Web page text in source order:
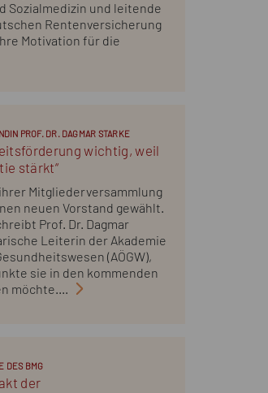
Sozialmedizin und leitende
Rentenversicherung
Motivation für die
PROF. DR. DAGMAR STARKE
wichtig, weil
stärkt“
ihrer Mitgliederversammlung
neuen Vorstand gewählt.
Prof. Dr. Dagmar
Leiterin der Akademie
(AÖGW),
sie in den kommenden
möchte....
DES BMG
der